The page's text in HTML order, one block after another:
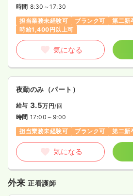
時間 8:30～17:30
担当業務未経験可
ブランク可
第二新
時給1,400円以上可
気になる
夜勤のみ（パート）
給与 3.5万円/回
時間 17:00～9:00
担当業務未経験可
ブランク可 第二新
気になる
外来正看護師